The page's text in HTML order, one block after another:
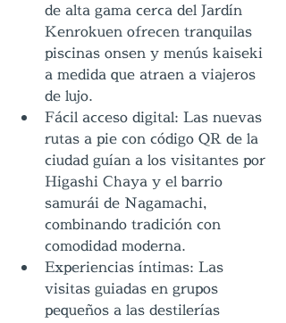
de alta gama cerca del Jardín
Kenrokuen ofrecen tranquilas
piscinas onsen y menús kaiseki
a medida que atraen a viajeros
de lujo.
Fácil acceso digital: Las nuevas
rutas a pie con código QR de la
ciudad guían a los visitantes por
Higashi Chaya y el barrio
samurái de Nagamachi,
combinando tradición con
comodidad moderna.
Experiencias íntimas: Las
visitas guiadas en grupos
pequeños a las destilerías